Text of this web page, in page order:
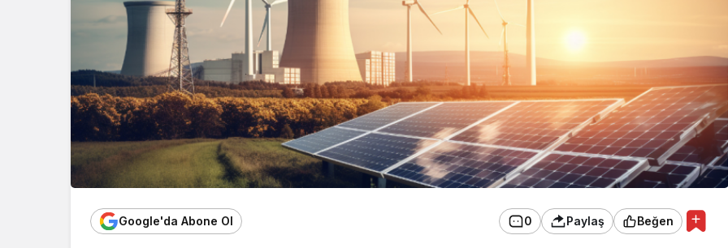
Google'da Abone Ol 0 Paylaş Beğen
EKONOMİ
Konak Tel Çit, Tel Çit
Hesaplamada Yeni Bir
Yaklaşım